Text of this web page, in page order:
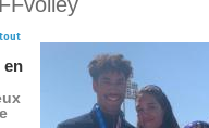
CORONAVIRUS
en